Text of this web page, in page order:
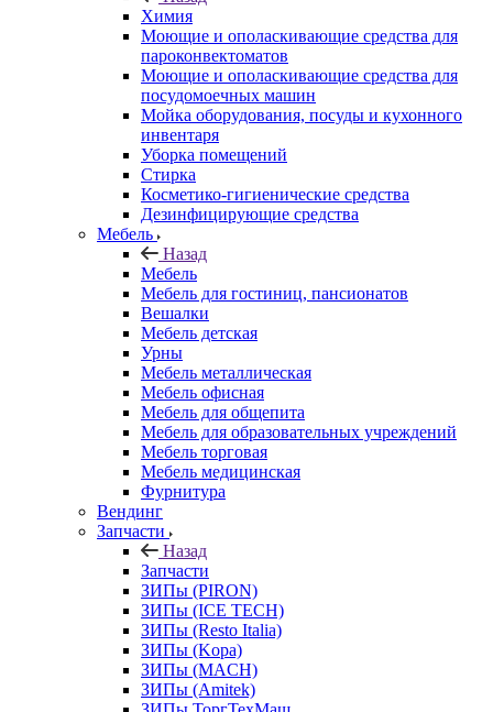
Химия
Моющие и ополаскивающие средства для
пароконвектоматов
Моющие и ополаскивающие средства для
посудомоечных машин
Мойка оборудования, посуды и кухонного
инвентаря
Уборка помещений
Стирка
Косметико-гигиенические средства
Дезинфицирующие средства
Мебель
Назад
Мебель
Мебель для гостиниц, пансионатов
Вешалки
Мебель детская
Урны
Мебель металлическая
Мебель офисная
Мебель для общепита
Мебель для образовательных учреждений
Мебель торговая
Мебель медицинская
Фурнитура
Вендинг
Запчасти
Назад
Запчасти
ЗИПы (PIRON)
ЗИПы (ICE TECH)
ЗИПы (Resto Italia)
ЗИПы (Kopa)
ЗИПы (MACH)
ЗИПы (Amitek)